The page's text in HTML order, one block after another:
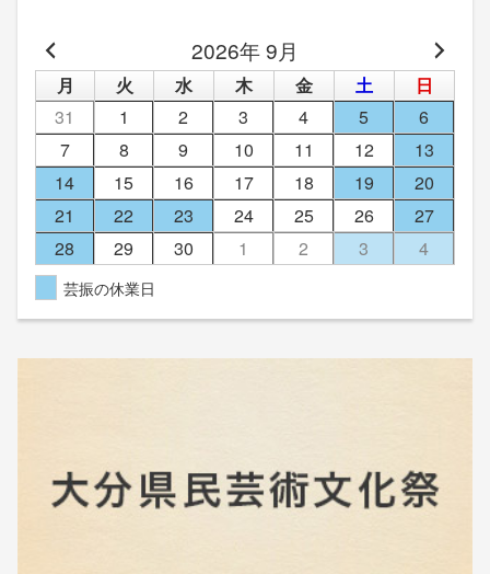
2026年 9月
月 火 水 木 金 土
日
31
1 2 3 4 5
6
7
8 9 10 11 12
13
14
15 16 17 18 19
20
21
22 23 24 25 26
27
28
29 30 1 2 3 4
芸振の休業日